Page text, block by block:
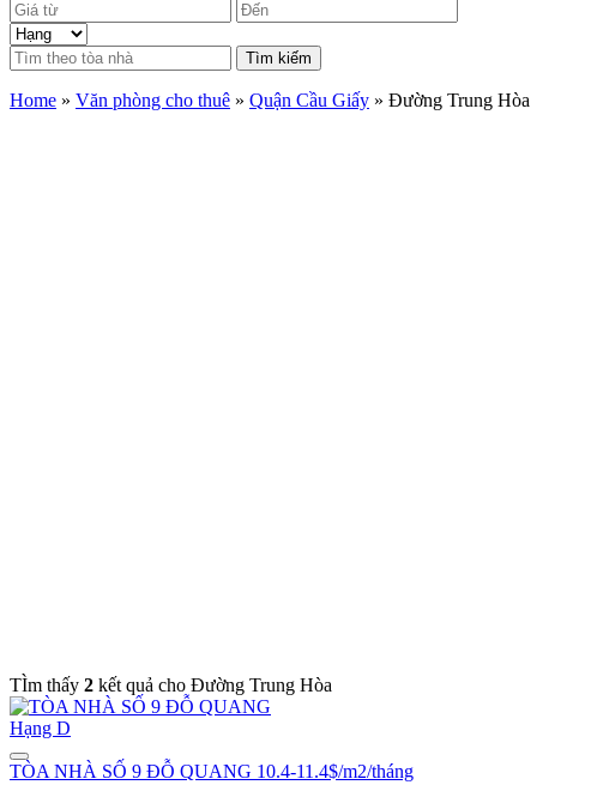
Tìm kiếm
Home » Văn phòng cho thuê » Quận Cầu Giấy » Đường Trung Hòa
TÌm thấy 2 kết quả cho Đường Trung Hòa
Hạng D
TÒA NHÀ SỐ 9 ĐỖ QUANG 10.4-11.4$/m2/tháng